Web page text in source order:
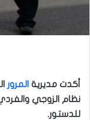
أكدت مديرية المرور
نظام الزوجي
للدستور.